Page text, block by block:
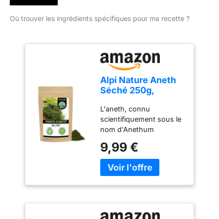
Où trouver les ingrédients spécifiques pour ma recette ?
Alpi Nature Aneth
Séché 250g,
Séché et Frotté
pour Cornichons,
Sauces et
Marinades
L'aneth, connu
scientifiquement sous le
nom d'Anethum
herbe aromatique de la
famille du persil, connue
pour ses feuilles vertes
légèrement acidulée avec
des notes d'agrumes et
9,99 €